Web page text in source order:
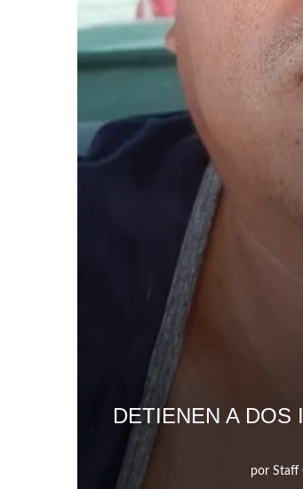
DETIENEN A DOS
por Staff